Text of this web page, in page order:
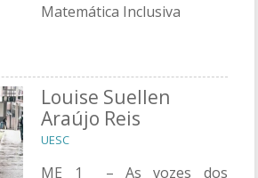
Matemática Inclusiva
Louise Suellen
Araújo Reis
UESC
ME 1 – As vozes dos